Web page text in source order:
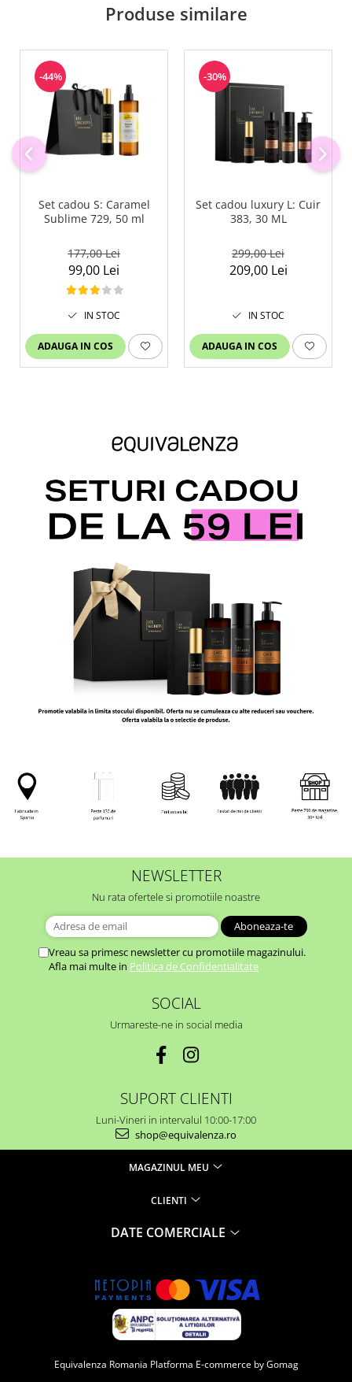
Produse similare
-44%
Set cadou S: Caramel
Sublime 729, 50 ml
177,00 Lei
99,00 Lei
IN STOC
ADAUGA IN COS
-30%
Set cadou luxury L: Cuir
383, 30 ML
299,00 Lei
209,00 Lei
IN STOC
ADAUGA IN COS
NEWSLETTER
Nu rata ofertele si promotiile noastre
Vreau sa primesc newsletter cu promotiile magazinului.
Afla mai multe in Politica de Confidentialitate
SOCIAL
Urmareste-ne in social media
SUPORT CLIENTI
Luni-Vineri in intervalul 10:00-17:00
shop@equivalenza.ro
MAGAZINUL MEU
CLIENTI
DATE COMERCIALE
Equivalenza Romania Platforma E-commerce by Gomag